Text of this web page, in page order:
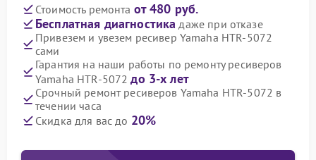
Стоимость ремонта от 480 руб.
Бесплатная диагностика даже при отказе
Привезем и увезем ресивер Yamaha HTR-5072
сами
Гарантия на наши работы по ремонту ресиверов
Yamaha HTR-5072до 3-х лет
Срочный ремонт ресиверов Yamaha HTR-5072 в
течении часа
Скидка для вас до 20%